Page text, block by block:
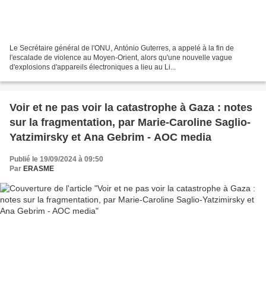
Le Secrétaire général de l'ONU, António Guterres, a appelé à la fin de
l'escalade de violence au Moyen-Orient, alors qu'une nouvelle vague
d'explosions d'appareils électroniques a lieu au Li...
Voir et ne pas voir la catastrophe à Gaza : notes
sur la fragmentation, par Marie-Caroline Saglio-
Yatzimirsky et Ana Gebrim - AOC media
Publié le 19/09/2024 à 09:50
Par ERASME